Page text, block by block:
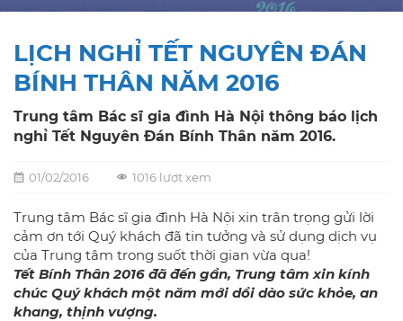
LỊCH NGHỈ TẾT NGUYÊN ĐÁN
BÍNH THÂN NĂM 2016
Trung tâm Bác sĩ gia đình Hà Nội thông báo lịch
nghỉ Tết Nguyên Đán Bính Thân năm 2016.
01/02/2016 1016 lượt xem
Trung tâm Bác sĩ gia đình Hà Nội xin trân trọng gửi lời
cảm ơn tới Quý khách đã tin tưởng và sử dụng dịch vụ
của Trung tâm trong suốt thời gian vừa qua!
Tết Bính Thân 2016 đã đến gần, Trung tâm xin kính
chúc Quý khách một năm mới dồi dào sức khỏe, an
khang, thịnh vượng.